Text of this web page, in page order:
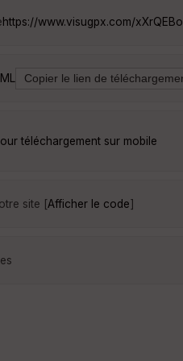
https://www.visugpx.com/
téléchargement sur mobile
site [Afficher le code]